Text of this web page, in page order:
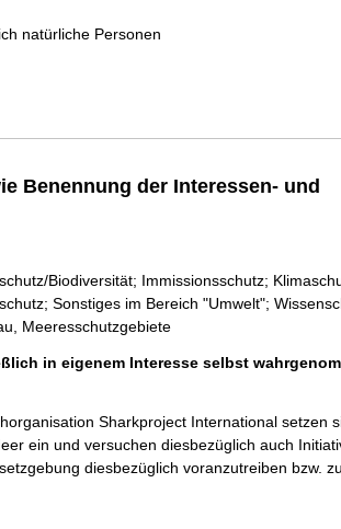
natürliche Personen
Benennung der Interessen- und
Biodiversität; Immissionsschutz;
Sonstiges im Bereich "Umwelt";
Meeresschutzgebiete
in eigenem Interesse selbst
Sharkproject International setzen
ein und versuchen diesbezüglich auch
diesbezüglich voranzutreiben bzw. zu